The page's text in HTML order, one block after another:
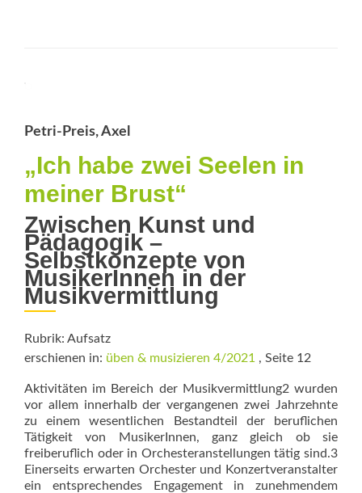
Petri-Preis, Axel
„Ich habe zwei Seelen in
meiner Brust“
Zwischen Kunst und
Pädagogik –
Selbstkonzepte von
MusikerInnen in der
Musikvermittlung
Rubrik: Aufsatz
erschienen in: üben & musizieren 4/2021 , Seite 12
Aktivitäten im Bereich der Musikvermittlung2 wurden
vor allem innerhalb der vergangenen zwei Jahrzehnte
zu einem wesentlichen Bestandteil der beruflichen
Tätigkeit von MusikerInnen, ganz gleich ob sie
freiberuflich oder in Orchesteranstellungen tätig sind.3
Einerseits ­erwarten Orchester und Konzertveranstalter
ein entspre­chendes Engagement in zunehmendem